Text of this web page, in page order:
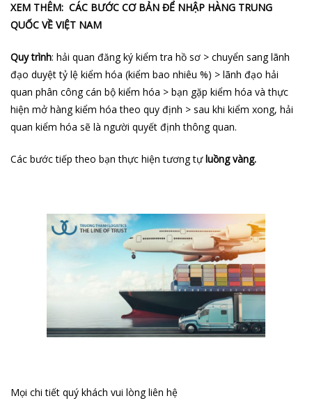
XEM THÊM: CÁC BƯỚC CƠ BẢN ĐỂ NHẬP HÀNG TRUNG
QUỐC VỀ VIỆT NAM
Quy trình: hải quan đăng ký kiểm tra hồ sơ > chuyển sang lãnh
đạo duyệt tỷ lệ kiểm hóa (kiểm bao nhiêu %) > lãnh đạo hải
quan phân công cán bộ kiểm hóa > bạn gặp kiểm hóa và thực
hiện mở hàng kiểm hóa theo quy định > sau khi kiểm xong, hải
quan kiểm hóa sẽ là người quyết định thông quan.
Các bước tiếp theo bạn thực hiện tương tựluồng vàng.
Mọi chi tiết quý khách vui lòng liên hệ